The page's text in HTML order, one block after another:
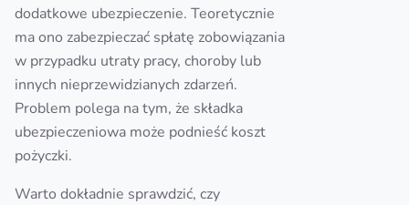
dodatkowe ubezpieczenie. Teoretycznie
ma ono zabezpieczać spłatę zobowiązania
w przypadku utraty pracy, choroby lub
innych nieprzewidzianych zdarzeń.
Problem polega na tym, że składka
ubezpieczeniowa może podnieść koszt
pożyczki.
Warto dokładnie sprawdzić, czy